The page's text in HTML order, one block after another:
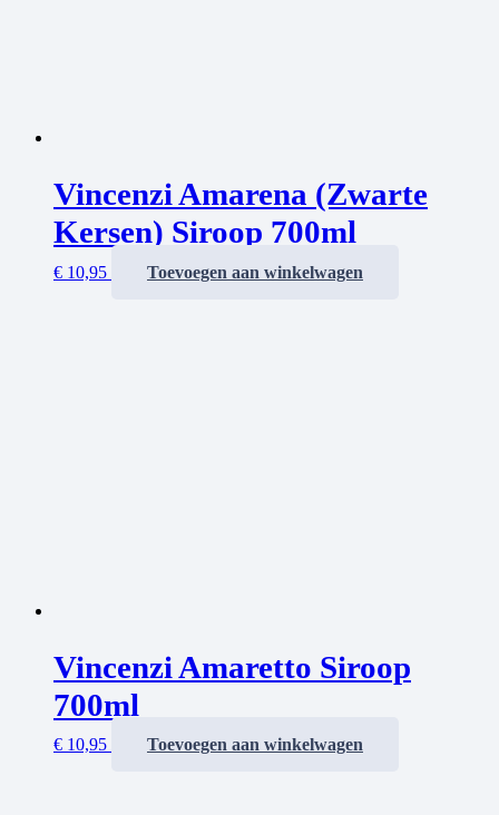
Vincenzi Amarena (Zwarte
Kersen) Siroop 700ml
€ 10,95 Toevoegen aan winkelwagen
Vincenzi Amaretto Siroop
700ml
€ 10,95 Toevoegen aan winkelwagen